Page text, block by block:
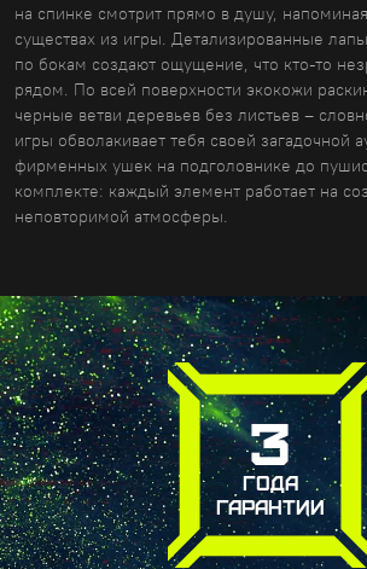
на спинке смотрит прямо в душу,
существах из игры. Детализированные
по бокам создают ощущение, что кто-то
рядом. По всей поверхности экокожи
черные ветви деревьев без листьев –
игры обволакивает тебя своей загадочной
фирменных ушек на подголовнике до
комплекте: каждый элемент работает на
неповторимой атмосферы.
3
ГОДА
ГАРАНТИИ